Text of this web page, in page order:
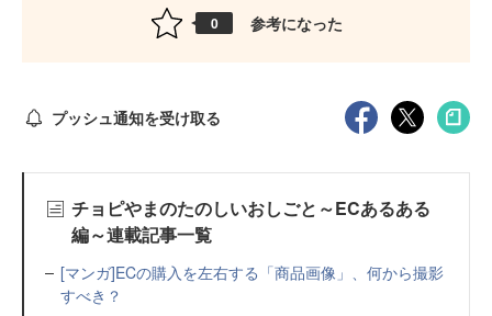
0 参考になった
プッシュ通知を受け取る
チョピやまのたのしいおしごと～ECあるある
編～連載記事一覧
[マンガ]ECの購入を左右する「商品画像」、何から撮影
すべき？